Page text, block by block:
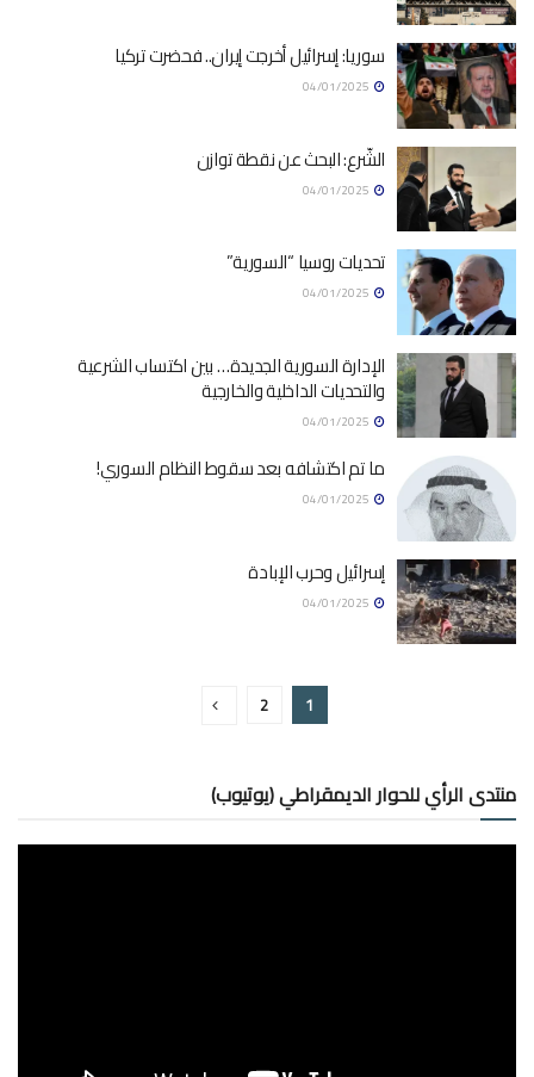
سوريا: إسرائيل أخرجت إيران.. فحضرت تركيا
الشّرع: البحث عن نقطة توازن
تحديات روسيا “السورية”
الإدارة السورية الجديدة… بين اكتساب الشرعية
والتحديات الداخلية والخارجية
ما تم اكتشافه بعد سقوط النظام السوري!
إسرائيل وحرب الإبادة
1
2
منتدى الرأي للحوار الديمقراطي (يوتيوب)